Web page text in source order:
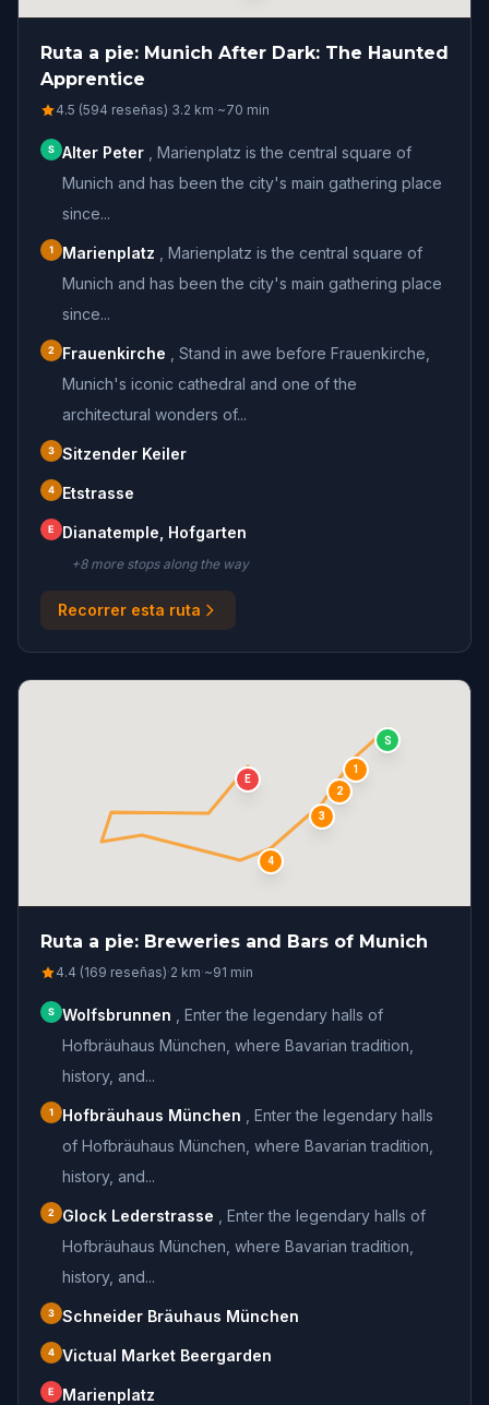
Ruta a pie: Munich After Dark: The Haunted
Apprentice
4.5 (594 reseñas)·3.2 km·~70 min
S Alter Peter
Marienplatz is the central square of
Munich and has been the city's main gathering place
since...
1 Marienplatz
Marienplatz is the central square of
Munich and has been the city's main gathering place
since...
2 Frauenkirche
Stand in awe before Frauenkirche,
Munich's iconic cathedral and one of the
architectural wonders of...
3 Sitzender Keiler
4 Etstrasse
E Dianatemple, Hofgarten
+8more stopsalong the way
Recorrer esta ruta
S
1
2
3
4
E
Ruta a pie: Breweries and Bars of Munich
4.4 (169 reseñas)·2 km·~91 min
S Wolfsbrunnen
Enter the legendary halls of
Hofbräuhaus München, where Bavarian tradition,
history, and...
1 Hofbräuhaus München
Enter the legendary halls
of Hofbräuhaus München, where Bavarian tradition,
history, and...
2 Glock Lederstrasse
Enter the legendary halls of
Hofbräuhaus München, where Bavarian tradition,
history, and...
3 Schneider Bräuhaus München
4 Victual Market Beergarden
E Marienplatz